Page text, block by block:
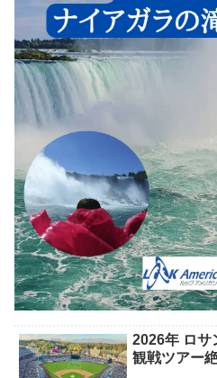
2026年 ロサ
観戦ツアー